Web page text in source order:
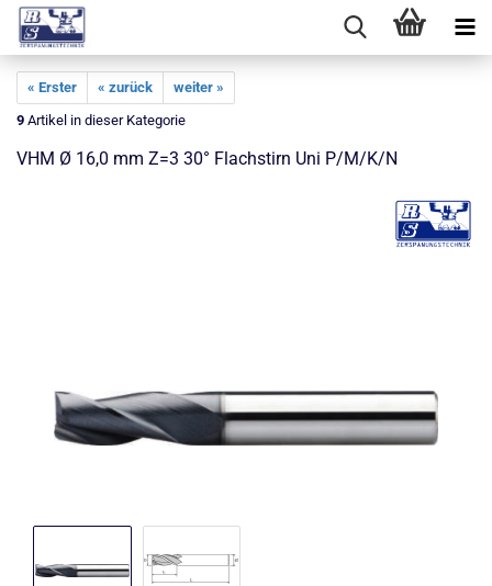
« Erster « zurück
weiter »
9 Artikel in dieser Kategorie
VHM Ø 16,0 mm Z=3 30° Flachstirn Uni P/M/K/N